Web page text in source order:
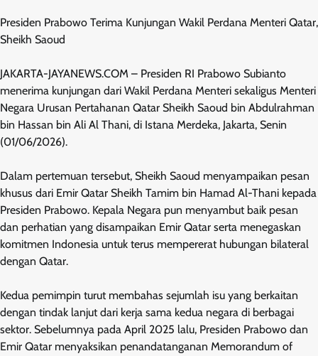
Presiden Prabowo Terima Kunjungan Wakil Perdana Menteri Qatar,
Sheikh Saoud
JAKARTA-JAYANEWS.COM – Presiden RI Prabowo Subianto
menerima kunjungan dari Wakil Perdana Menteri sekaligus Menteri
Negara Urusan Pertahanan Qatar Sheikh Saoud bin Abdulrahman
bin Hassan bin Ali Al Thani, di Istana Merdeka, Jakarta, Senin
(01/06/2026).
Dalam pertemuan tersebut, Sheikh Saoud menyampaikan pesan
khusus dari Emir Qatar Sheikh Tamim bin Hamad Al-Thani kepada
Presiden Prabowo. Kepala Negara pun menyambut baik pesan
dan perhatian yang disampaikan Emir Qatar serta menegaskan
komitmen Indonesia untuk terus mempererat hubungan bilateral
dengan Qatar.
Kedua pemimpin turut membahas sejumlah isu yang berkaitan
dengan tindak lanjut dari kerja sama kedua negara di berbagai
sektor. Sebelumnya pada April 2025 lalu, Presiden Prabowo dan
Emir Qatar menyaksikan penandatanganan Memorandum of